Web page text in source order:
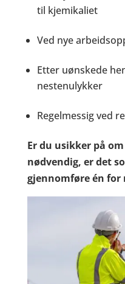
til kjemikaliet
Ved nye
Etter uønskede
nestenulykker
Regelmessig ved
Er du usikker på
nødvendig, er det
gjennomføre én for